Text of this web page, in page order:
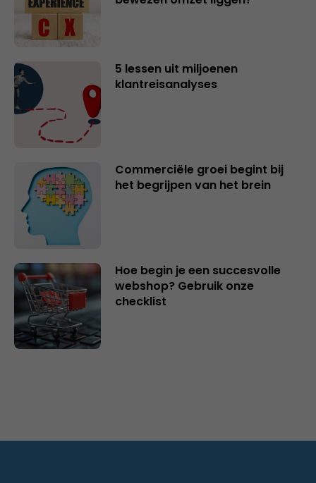
5 lessen uit miljoenen
klantreisanalyses
Commerciële groei begint bij
het begrijpen van het brein
Hoe begin je een succesvolle
webshop? Gebruik onze
checklist